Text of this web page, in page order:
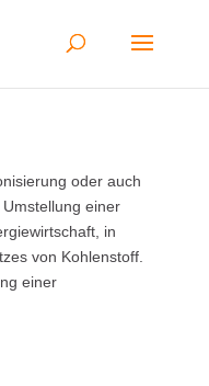
oder auch
einer
in
von Kohlenstoff.
einer